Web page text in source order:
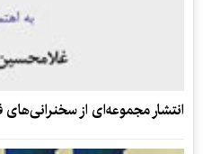
انتشار مجموعه‌ای از